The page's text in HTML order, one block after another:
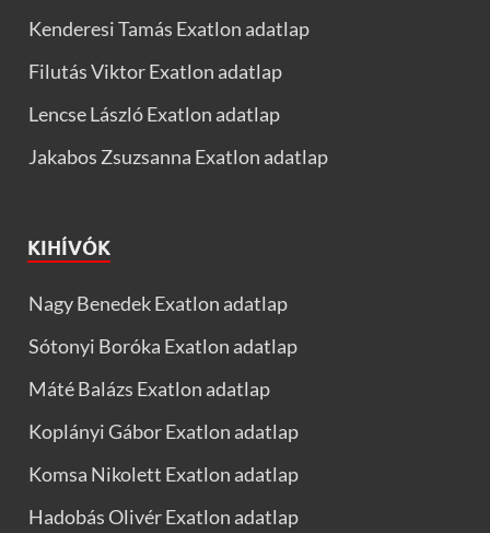
Kenderesi Tamás Exatlon adatlap
Filutás Viktor Exatlon adatlap
Lencse László Exatlon adatlap
Jakabos Zsuzsanna Exatlon adatlap
KIHÍVÓK
Nagy Benedek Exatlon adatlap
Sótonyi Boróka Exatlon adatlap
Máté Balázs Exatlon adatlap
Koplányi Gábor Exatlon adatlap
Komsa Nikolett Exatlon adatlap
Hadobás Olivér Exatlon adatlap